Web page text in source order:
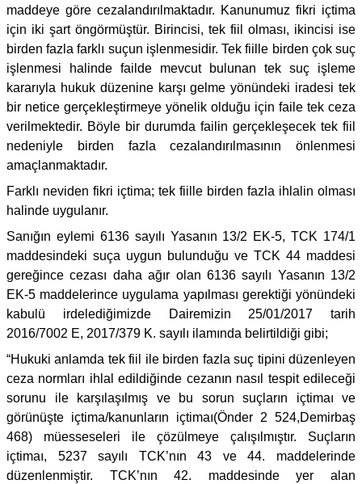
maddeye göre cezalandırılmaktadır. Kanunumuz fikri içtima
için iki şart öngörmüştür. Birincisi, tek fiil olması, ikincisi ise
birden fazla farklı suçun işlenmesidir. Tek fiille birden çok suç
işlenmesi halinde failde mevcut bulunan tek suç işleme
kararıyla hukuk düzenine karşı gelme yönündeki iradesi tek
bir netice gerçekleştirmeye yönelik olduğu için faile tek ceza
verilmektedir. Böyle bir durumda failin gerçekleşecek tek fiil
nedeniyle birden fazla cezalandırılmasının önlenmesi
amaçlanmaktadır.
Farklı neviden fikri içtima; tek fiille birden fazla ihlalin olması
halinde uygulanır.
Sanığın eylemi 6136 sayılı Yasanın 13/2 EK-5, TCK 174/1
maddesindeki suça uygun bulunduğu ve TCK 44 maddesi
gereğince cezası daha ağır olan 6136 sayılı Yasanın 13/2
EK-5 maddelerince uygulama yapılması gerektiği yönündeki
kabulü irdelediğimizde Dairemizin 25/01/2017 tarih
2016/7002 E, 2017/379 K. sayılı ilamında belirtildiği gibi;
“Hukuki anlamda tek fiil ile birden fazla suç tipini düzenleyen
ceza normları ihlal edildiğinde cezanın nasıl tespit edileceği
sorunu ile karşılaşılmış ve bu sorun suçların içtimaı ve
görünüşte içtima/kanunların içtimaı(Önder 2 524,Demirbaş
468) müesseseleri ile çözülmeye çalışılmıştır. Suçların
içtimaı, 5237 sayılı TCK’nın 43 ve 44. maddelerinde
düzenlenmiştir. TCK’nın 42. maddesinde yer alan